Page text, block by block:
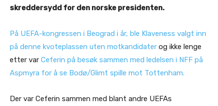
skreddersydd for den norske presidenten.
På UEFA-kongressen i Beograd i år, ble Klaveness valgt inn
på denne kvoteplassen uten motkandidater og ikke lenge
etter var Ceferin på besøk sammen med ledelsen i NFF på
Aspmyra for å se Bodø/Glimt spille mot Tottenham.
Der var Ceferin sammen med blant andre UEFAs